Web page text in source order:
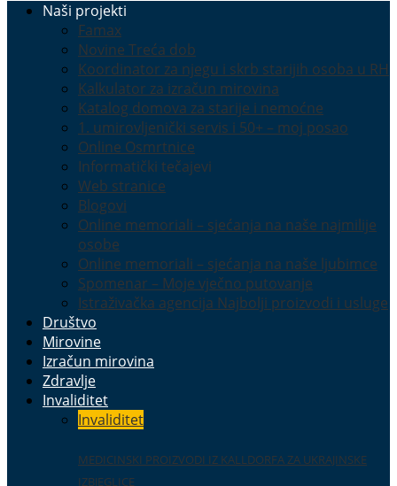
Naši projekti
Famax
Novine Treća dob
Koordinator za njegu i skrb starijih osoba u RH
Kalkulator za izračun mirovina
Katalog domova za starije i nemoćne
1. umirovljenički servis i 50+ – moj posao
Online Osmrtnice
Informatički tečajevi
Web stranice
Blogovi
Online memoriali – sjećanja na naše najmilije
osobe
Online memoriali – sjećanja na naše ljubimce
Spomenar – Moje vječno putovanje
Istraživačka agencija Najbolji proizvodi i usluge
Društvo
Mirovine
Izračun mirovina
Zdravlje
Invaliditet
Invaliditet
MEDICINSKI PROIZVODI IZ KALLDORFA ZA UKRAJINSKE
IZBJEGLICE